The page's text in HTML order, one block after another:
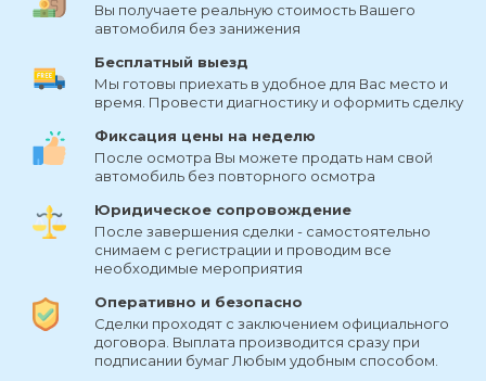
Вы получаете реальную стоимость Вашего
автомобиля без занижения
Бесплатный выезд
Мы готовы приехать в удобное для Вас место и
время. Провести диагностику и оформить сделку
Фиксация цены на неделю
После осмотра Вы можете продать нам свой
автомобиль без повторного осмотра
Юридическое сопровождение
После завершения сделки - самостоятельно
снимаем с регистрации и проводим все
необходимые мероприятия
Оперативно и безопасно
Сделки проходят с заключением официального
договора. Выплата производится сразу при
подписании бумаг Любым удобным способом.